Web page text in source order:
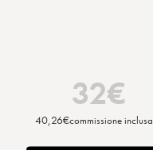
32€
40,26€commissione inclusa